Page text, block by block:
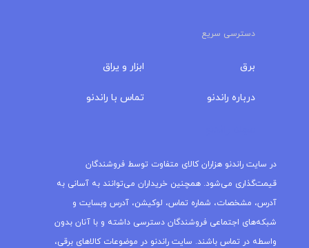
دسترسی سریع
برق
درباره‌ راندنو
ابزار و یراق
تماس با راندنو
در سایت راندنو هزاران کالای متفاوت توسط فروشندگان
قیمت‌گذاری می‌شود. همچنین خریداران می‌توانند به آسانی به
آدرس، مشخصات، شماره تماس، لوکیشن، آدرس وبسایت و
شبکه‌های اجتماعی فروشندگان دسترسی داشته و با آنان بدون
واسطه در تماس باشند. سایت راندنو در موضوعات کالاهای برقی،